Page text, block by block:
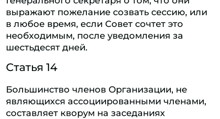
выражают пожелание созвать сессию, или
в любое время, если Совет сочтет это
необходимым, после уведомления за
шестьдесят дней.
Статья 14
Большинство членов Организации, не
являющихся ассоциированными членами,
составляет кворум на заседаниях